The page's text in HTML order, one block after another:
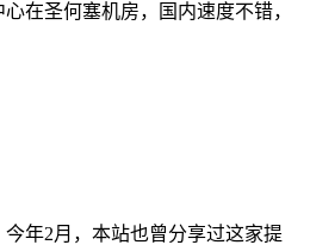
在圣何塞机房，国内速度不错，
年2月，本站也曾分享过这家提